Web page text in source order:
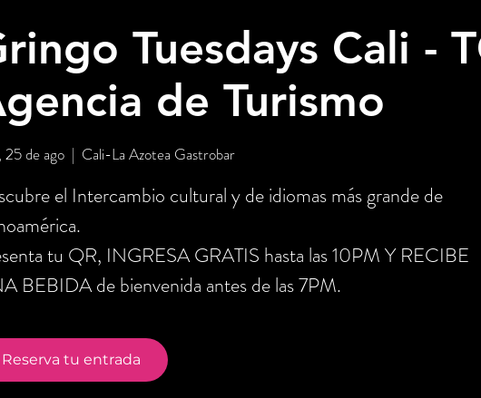
Tuesdays Cali -
de Turismo
25 de ago
  |
Cali-La Azotea Gastrobar
el Intercambio cultural y de idiomas más grande de
tu QR, INGRESA GRATIS hasta las 10PM Y RECIBE
BEBIDA de bienvenida antes de las 7PM.
Reserva tu entrada